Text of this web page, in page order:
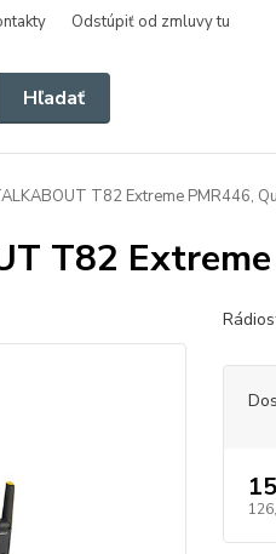
Odstúpiť od zmluvy tu
Hľadať
T82 Extreme PMR446,
T82